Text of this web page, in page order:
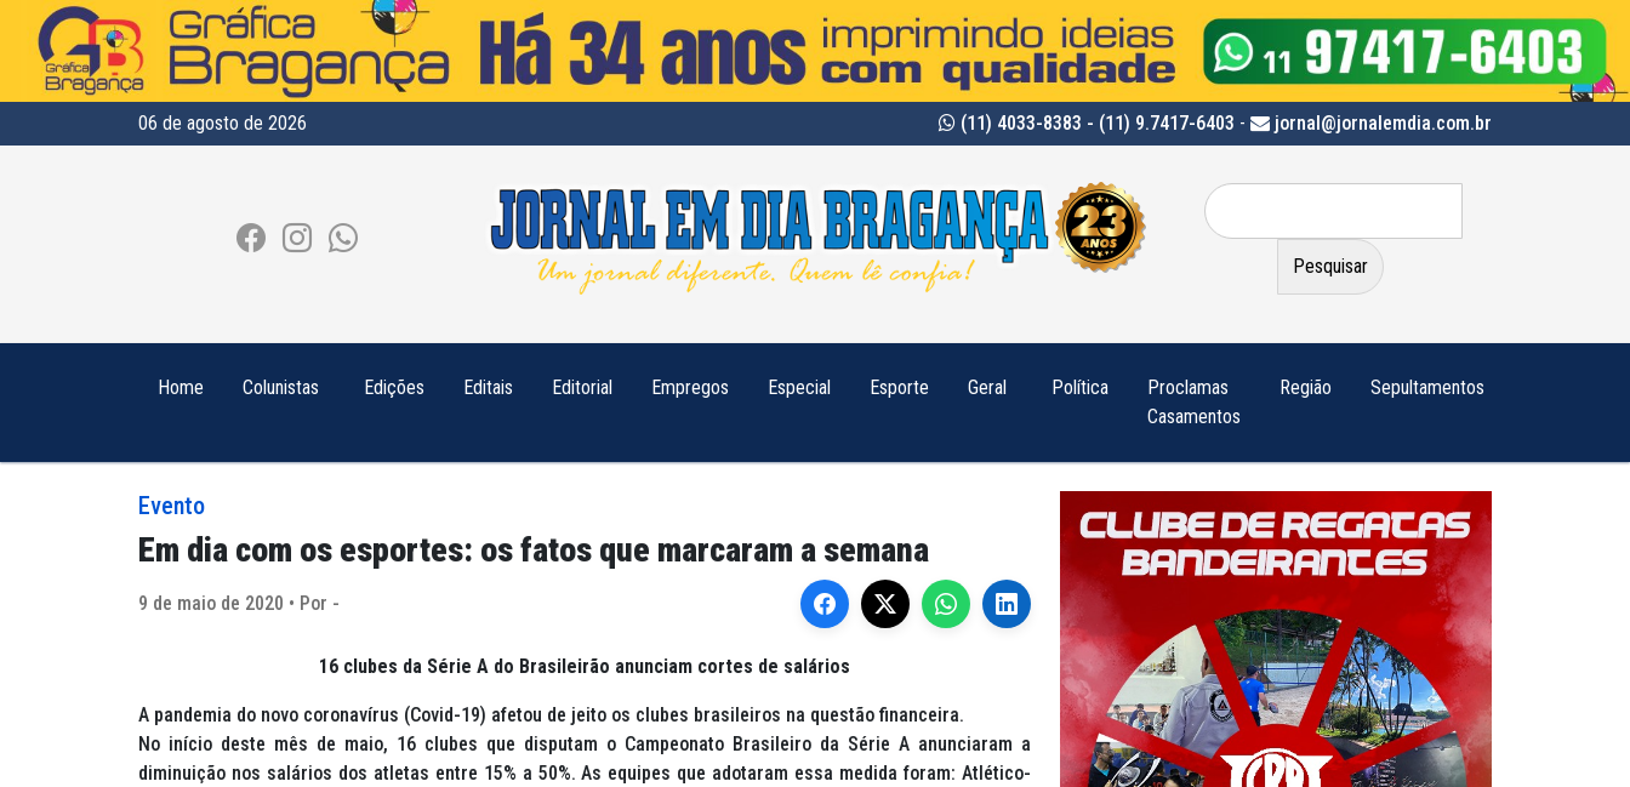
06 de agosto de 2026 (11) 4033-8383 - (11) 9.7417-6403 - jornal@jornalemdia.com.br
Pesquisar
por:
Home Colunistas Edições Editais Editorial Empregos Especial Esporte Geral Política
Proclamas
Casamentos
Região Sepultamentos
Evento
Em dia com os esportes: os fatos que marcaram a semana
9 de maio de 2020 • Por -
16 clubes da Série A do Brasileirão anunciam cortes de salários
A pandemia do novo coronavírus (Covid-19) afetou de jeito os clubes brasileiros na questão financeira.
No início deste mês de maio, 16 clubes que disputam o Campeonato Brasileiro da Série A anunciaram a
diminuição nos salários dos atletas entre 15% a 50%. As equipes que adotaram essa medida foram: Atlético-